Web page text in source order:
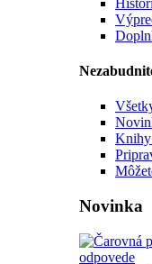
Novinka